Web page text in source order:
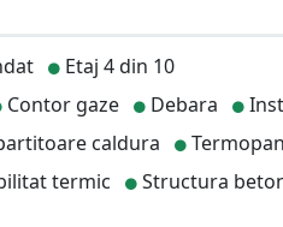
Etaj 4 din 10
Contor gaze Debara
caldura Termopan
termic Structura